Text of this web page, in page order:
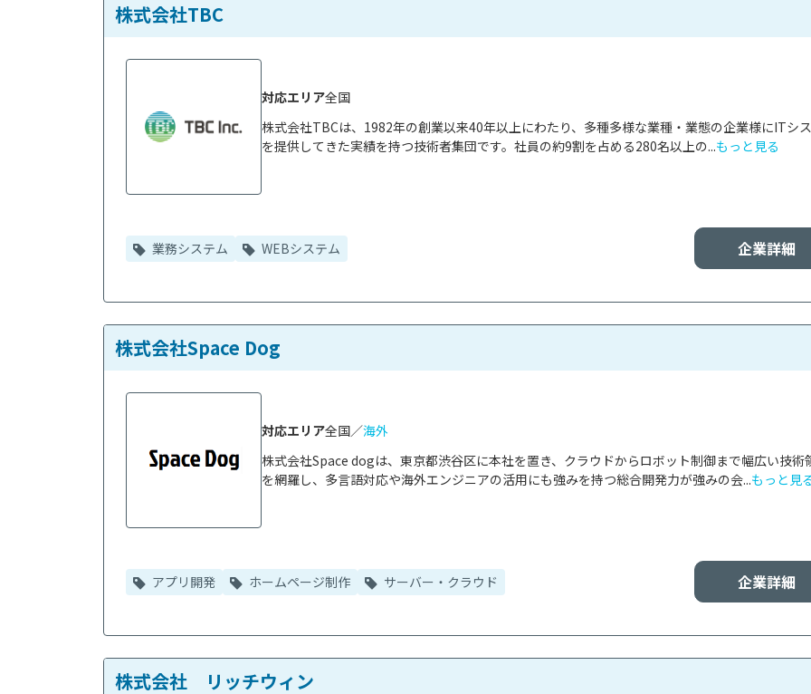
株式会社TBC
株式会社TBCは、1982年の創業以来40年以上にわたり、多種多様な業種・業態の企業様にITシ
を提供してきた実績を持つ技術者集団です。社員の約9割を占める280名以上の...もっと見る
対応エリア全国
企業詳細
業務システム WEBシステム
株式会社Space Dog
株式会社Space dogは、東京都渋谷区に本社を置き、クラウドからロボット制御まで幅広い技術
を網羅し、多言語対応や海外エンジニアの活用にも強みを持つ総合開発力が強みの会...もっと見
対応エリア全国／海外
企業詳細
アプリ開発 ホームページ制作 サーバー・クラウド
株式会社 リッチウィン